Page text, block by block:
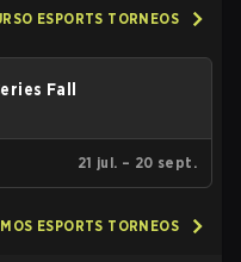
ESPORTS TORNEOS
Fall
21 jul. – 20 sept.
ESPORTS TORNEOS